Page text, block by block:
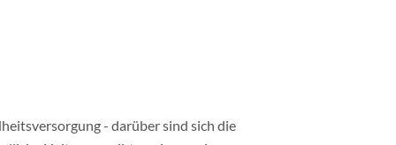
- darüber sind sich die